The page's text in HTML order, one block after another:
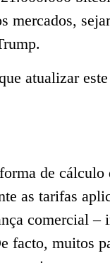
atualizar
de cálculo
as tarifas
comercial –
facto, muitos